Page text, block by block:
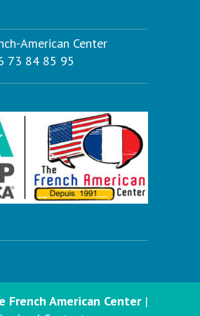
American Center
73 84 85 95
French American Center|